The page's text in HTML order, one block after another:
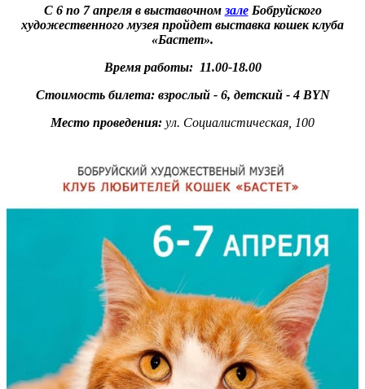
С 6 по 7 апреля в выставочном залеБобруйского
художественного музея пройдет выставка кошек клуба
«Бастет».
Время работы: 11.00-18.00
Стоимость билета: взрослый - 6, детский - 4 BYN
Место проведения: ул. Социалистическая, 100